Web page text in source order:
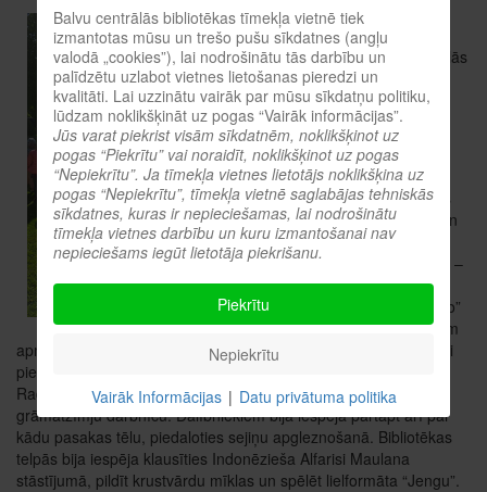
Balvu pilsētas skvērā 19.
maijā tika uzburta īsta
Brīnumzeme Balvu Centrālās
bibliotēkas dārza svētkos
“Alise grāmatu zemē”.
Pasākumā apmeklētājiem
bija iespēja piedalīties
izzinošās aktivitātēs –
pārbaudīt savas zināšanas
par grāmatām, pasakām un
uzzināt ko nedzirdētu.
Netrūka arī spēļu un rotaļu –
izklaidei bija pieejams
lielformāta “Cirks”, “Domino”
un “Dambrete”, mazākajiem
apmeklētajiem tika vadītas dažādas rotaļas. Aktīvākie dalībnieki
piedalījās orientēšanās skrējienā, meklējot norādītos objektus.
Radošu aktivitāti nodrošināja Balvu Mākslas skola, organizējot
grāmatzīmju darbnīcu. Dalībniekiem bija iespēja pārtapt arī par
kādu pasakas tēlu, piedaloties sejiņu apgleznošanā. Bibliotēkas
telpās bija iespēja klausīties Indonēzieša Alfarisi Maulana
stāstījumā, pildīt krustvārdu mīklas un spēlēt lielformāta “Jengu”.
Balvu centrālās bibliotēkas tīmekļa vietnē tiek
izmantotas mūsu un trešo pušu sīkdatnes (angļu
valodā „cookies”), lai nodrošinātu tās darbību un
palīdzētu uzlabot vietnes lietošanas pieredzi un
kvalitāti. Lai uzzinātu vairāk par mūsu sīkdatņu politiku,
lūdzam noklikšķināt uz pogas “Vairāk informācijas”.
Jūs varat piekrist visām sīkdatnēm, noklikšķinot uz
pogas “Piekrītu” vai noraidīt, noklikšķinot uz pogas
“Nepiekrītu”. Ja tīmekļa vietnes lietotājs noklikšķina uz
pogas “Nepiekrītu”, tīmekļa vietnē saglabājas tehniskās
sīkdatnes, kuras ir nepieciešamas, lai nodrošinātu
tīmekļa vietnes darbību un kuru izmantošanai nav
nepieciešams iegūt lietotāja piekrišanu.
Piekrītu
Nepiekrītu
Vairāk Informācijas | Datu privātuma politika